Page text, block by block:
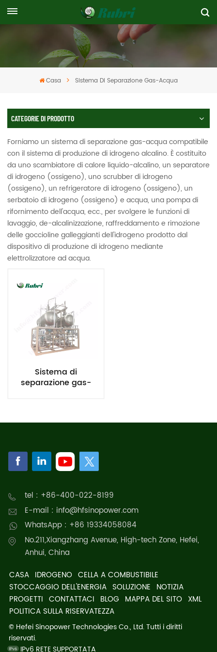
Casa Sistema Di Separazione Gas-Acqua
CATEGORIE DI PRODOTTO
Forniamo un sistema di separazione gas-acqua compatibile
con il sistema di produzione di idrogeno alcalino. È costituito
da uno scambiatore di calore liquido-alcalino, un separatore
di idrogeno (ossigeno), uno scrubber di idrogeno
(ossigeno), un refrigeratore di idrogeno (ossigeno), un
serbatoio di idrogeno (ossigeno) e acqua, una pompa di
rifornimento dell'acqua, ecc., per svolgere le funzioni di
lavaggio, de-alcalinizzazione, raffreddamento e rimozione
delle goccioline galleggianti dell'idrogeno prodotto dal
dispositivo di produzione di idrogeno mediante
elettrolizzatore ad acqua.
Sistema di
separazione gas-
tel : +86-400-022-8199
E-mail : info@hfsinopower.com
WhatsApp : +86 19334058084
No.211,Xiangzhang Avenue, High-tech Zone, Hefei,
Anhui, China
CASA IDROGENO CELLA A COMBUSTIBILE
STOCCAGGIO DELL'ENERGIA SOLUZIONE NOTIZIA
PROGETTI CONTATTACI BLOG MAPPA DEL SITO XML
POLITICA SULLA RISERVATEZZA
© Hefei Sinopower Technologies Co., Ltd. Tutti i diritti
riservati.
IPv6 RETE SUPPORTATA